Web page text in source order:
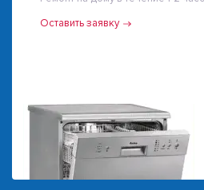
Оставить заявку